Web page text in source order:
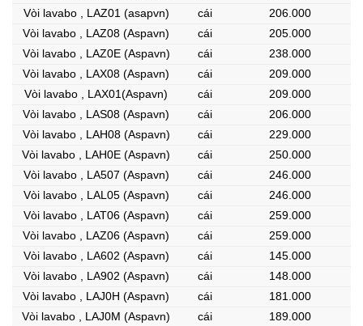
Vòi lavabo , LAZ01 (asapvn)
cái
206.000
Vòi lavabo , LAZ08 (Aspavn)
cái
205.000
Vòi lavabo , LAZ0E (Aspavn)
cái
238.000
Vòi lavabo , LAX08 (Aspavn)
cái
209.000
Vòi lavabo , LAX01(Aspavn)
cái
209.000
Vòi lavabo , LAS08 (Aspavn)
cái
206.000
Vòi lavabo , LAH08 (Aspavn)
cái
229.000
Vòi lavabo , LAH0E (Aspavn)
cái
250.000
Vòi lavabo , LA507 (Aspavn)
cái
246.000
Vòi lavabo , LAL05 (Aspavn)
cái
246.000
Vòi lavabo , LAT06 (Aspavn)
cái
259.000
Vòi lavabo , LAZ06 (Aspavn)
cái
259.000
Vòi lavabo , LA602 (Aspavn)
cái
145.000
Vòi lavabo , LA902 (Aspavn)
cái
148.000
Vòi lavabo , LAJ0H (Aspavn)
cái
181.000
Vòi lavabo , LAJ0M (Aspavn)
cái
189.000